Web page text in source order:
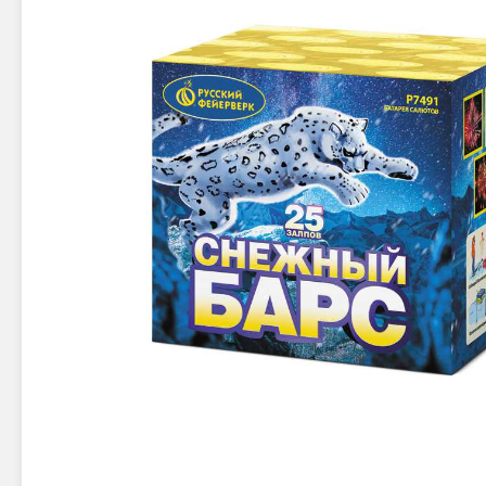
Фейерверки на свадьбу
Фейерверк-шоу
Батареи салютов
Цветной дым
Батареи салютов
Маленькие фейерверки
Средние фейерверки
Петарды
Лимонки,
Корсары
Жуки
Цветной